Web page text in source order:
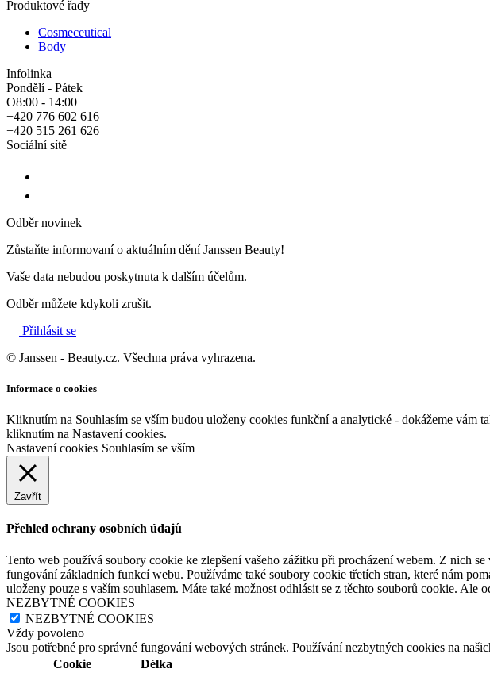
Produktové řady
Cosmeceutical
Body
Infolinka
Pondělí - Pátek
O8:00 - 14:00
+420 776 602 616
+420 515 261 626
Sociální sítě
Odběr novinek
Zůstaňte informovaní o aktuálním dění Janssen Beauty!
Vaše data nebudou poskytnuta k dalším účelům.
Odběr můžete kdykoli zrušit.
Přihlásit se
© Janssen - Beauty.cz. Všechna práva vyhrazena.
Informace o cookies
Kliknutím na Souhlasím se vším budou uloženy cookies funkční a analytické - dokážeme vám
kliknutím na Nastavení cookies.
Nastavení cookies Souhlasím se vším
Zavřít
Přehled ochrany osobních údajů
Tento web používá soubory cookie ke zlepšení vašeho zážitku při procházení webem. Z nich
fungování základních funkcí webu. Používáme také soubory cookie třetích stran, které nám
uloženy pouze s vaším souhlasem. Máte také možnost odhlásit se z těchto souborů cookie.
NEZBYTNÉ COOKIES
NEZBYTNÉ COOKIES
Vždy povoleno
Jsou potřebné pro správné fungování webových stránek. Používání nezbytných cookies na
Cookie
Délka